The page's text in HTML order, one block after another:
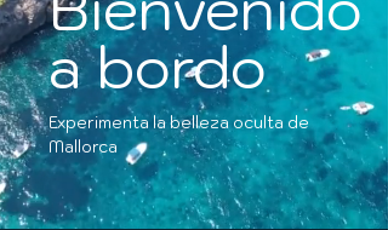
a bordo
Experimenta la belleza oculta de
Mallorca